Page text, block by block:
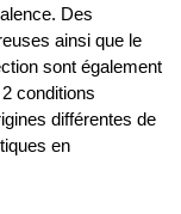
Des
ainsi que le
sont également
conditions
différentes de
en